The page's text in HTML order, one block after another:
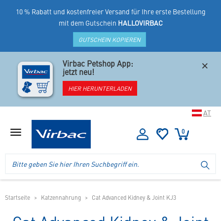
10 % Rabatt und kostenfreier Versand für Ihre erste Bestellung
mit dem Gutschein HALLOVIRBAC
GUTSCHEIN KOPIEREN
Virbac Petshop App:
jetzt neu!
HIER HERUNTERLADEN
×
AT
Menü
Virbac
Ihr
Shop
0
Header
mobilen
Startseite Katzennahrung Cat Advanced Kidney & Joint KJ3